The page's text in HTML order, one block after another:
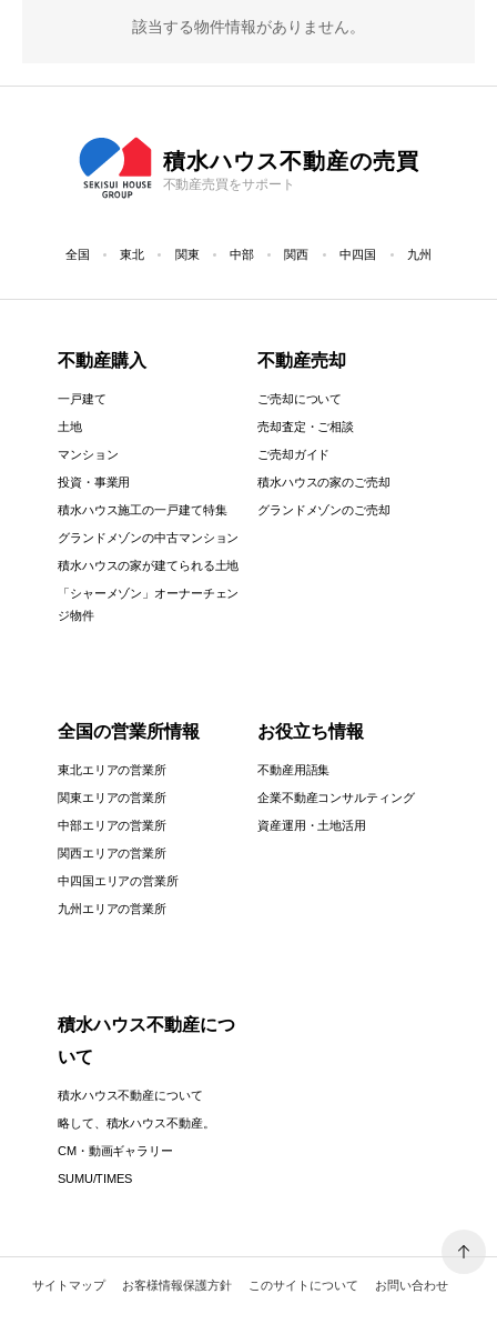
該当する物件情報がありません。
積水ハウス不動産の売買
不動産売買をサポート
全国 東北 関東 中部 関西 中四国 九州
不動産購入
一戸建て
土地
マンション
投資・事業用
積水ハウス施工の一戸建て特集
グランドメゾンの中古マンション
積水ハウスの家が建てられる土地
「シャーメゾン」オーナーチェン
ジ物件
不動産売却
ご売却について
売却査定・ご相談
ご売却ガイド
積水ハウスの家のご売却
グランドメゾンのご売却
全国の営業所情報
東北エリアの営業所
関東エリアの営業所
中部エリアの営業所
関西エリアの営業所
中四国エリアの営業所
九州エリアの営業所
お役立ち情報
不動産用語集
企業不動産コンサルティング
資産運用・土地活用
積水ハウス不動産につ
いて
積水ハウス不動産について
略して、積水ハウス不動産。
CM・動画ギャラリー
SUMU/TIMES
サイトマップ お客様情報保護方針 このサイトについて お問い合わせ